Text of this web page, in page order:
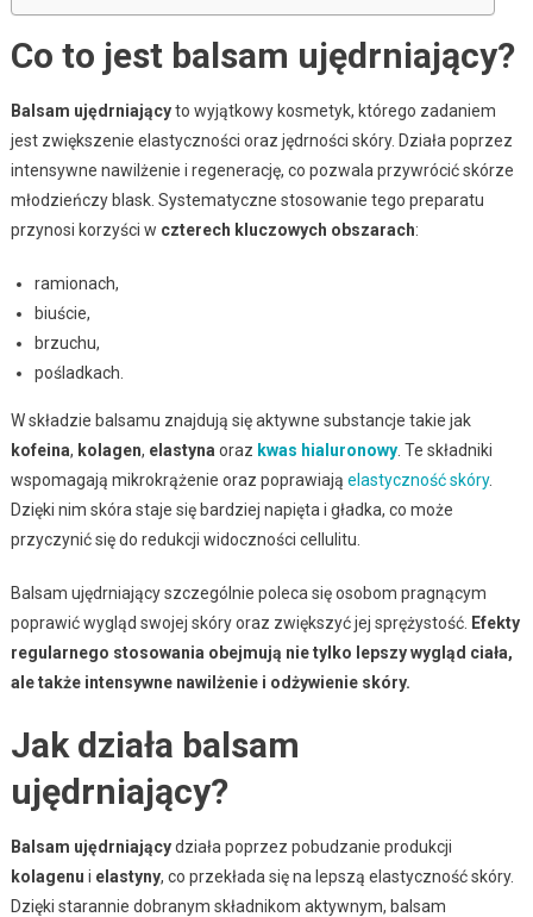
Co to jest balsam ujędrniający?
Balsam ujędrniającyto wyjątkowy kosmetyk, którego zadaniem
jest zwiększenie elastyczności oraz jędrności skóry. Działa poprzez
intensywne nawilżenie i regenerację, co pozwala przywrócić skórze
młodzieńczy blask. Systematyczne stosowanie tego preparatu
przynosi korzyści w czterech kluczowych obszarach:
ramionach,
biuście,
brzuchu,
pośladkach.
W składzie balsamu znajdują się aktywne substancje takie jak
kofeina, kolagen, elastyna oraz kwas hialuronowy. Te składniki
wspomagają mikrokrążenie oraz poprawiają elastyczność skóry.
Dzięki nim skóra staje się bardziej napięta i gładka, co może
przyczynić się do redukcji widoczności cellulitu.
Balsam ujędrniający szczególnie poleca się osobom pragnącym
poprawić wygląd swojej skóry oraz zwiększyć jej sprężystość. Efekty
regularnego stosowania obejmują nie tylko lepszy wygląd ciała,
ale także intensywne nawilżenie i odżywienie skóry.
Jak działa balsam
ujędrniający?
Balsam ujędrniającydziała poprzez pobudzanie produkcji
kolagenu i elastyny, co przekłada się na lepszą elastyczność skóry.
Dzięki starannie dobranym składnikom aktywnym, balsam